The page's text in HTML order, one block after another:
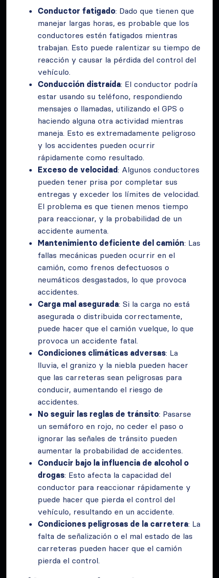
Conductor fatigado: Dado que tienen que
manejar largas horas, es probable que los
conductores estén fatigados mientras
trabajan. Esto puede ralentizar su tiempo de
reacción y causar la pérdida del control del
vehículo.
Conducción distraída: El conductor podría
estar usando su teléfono, respondiendo
mensajes o llamadas, utilizando el GPS o
haciendo alguna otra actividad mientras
maneja. Esto es extremadamente peligroso
y los accidentes pueden ocurrir
rápidamente como resultado.
Exceso de velocidad: Algunos conductores
pueden tener prisa por completar sus
entregas y exceder los límites de velocidad.
El problema es que tienen menos tiempo
para reaccionar, y la probabilidad de un
accidente aumenta.
Mantenimiento deficiente del camión: Las
fallas mecánicas pueden ocurrir en el
camión, como frenos defectuosos o
neumáticos desgastados, lo que provoca
accidentes.
Carga mal asegurada: Si la carga no está
asegurada o distribuida correctamente,
puede hacer que el camión vuelque, lo que
provoca un accidente fatal.
Condiciones climáticas adversas: La
lluvia, el granizo y la niebla pueden hacer
que las carreteras sean peligrosas para
conducir, aumentando el riesgo de
accidentes.
No seguir las reglas de tránsito: Pasarse
un semáforo en rojo, no ceder el paso o
ignorar las señales de tránsito pueden
aumentar la probabilidad de accidentes.
Conducir bajo la influencia de alcohol o
drogas: Esto afecta la capacidad del
conductor para reaccionar rápidamente y
puede hacer que pierda el control del
vehículo, resultando en un accidente.
Condiciones peligrosas de la carretera: La
falta de señalización o el mal estado de las
carreteras pueden hacer que el camión
pierda el control.